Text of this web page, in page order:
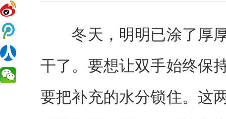
冬天，明明已涂了厚厚
干了。要想让双手始终保
要把补充的水分锁住。这